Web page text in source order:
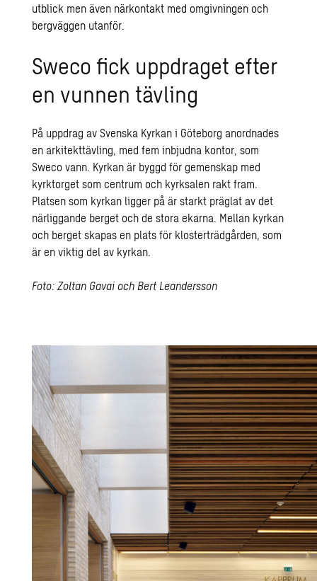
utblick men även närkontakt med omgivningen och
bergväggen utanför.
Sweco fick uppdraget efter
en vunnen tävling
På uppdrag av Svenska Kyrkan i Göteborg anordnades
en arkitekttävling, med fem inbjudna kontor, som
Sweco vann. Kyrkan är byggd för gemenskap med
kyrktorget som centrum och kyrksalen rakt fram.
Platsen som kyrkan ligger på är starkt präglat av det
närliggande berget och de stora ekarna. Mellan kyrkan
och berget skapas en plats för klosterträdgården, som
är en viktig del av kyrkan.
Foto: Zoltan Gavai och Bert Leandersson